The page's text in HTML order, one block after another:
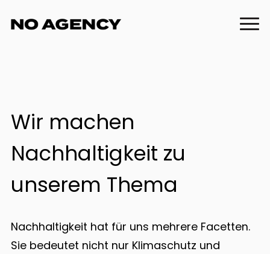
Wir machen
Nachhaltigkeit zu
unserem Thema
Nachhaltigkeit hat für uns mehrere Facetten.
Sie bedeutet nicht nur Klimaschutz und